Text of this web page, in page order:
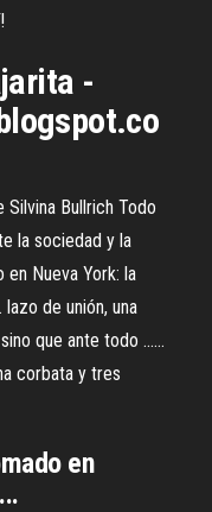
-
Bullrich Todo
la sociedad y la
Nueva York: la
lazo de unión, una
que ante todo ......
corbata y tres
en